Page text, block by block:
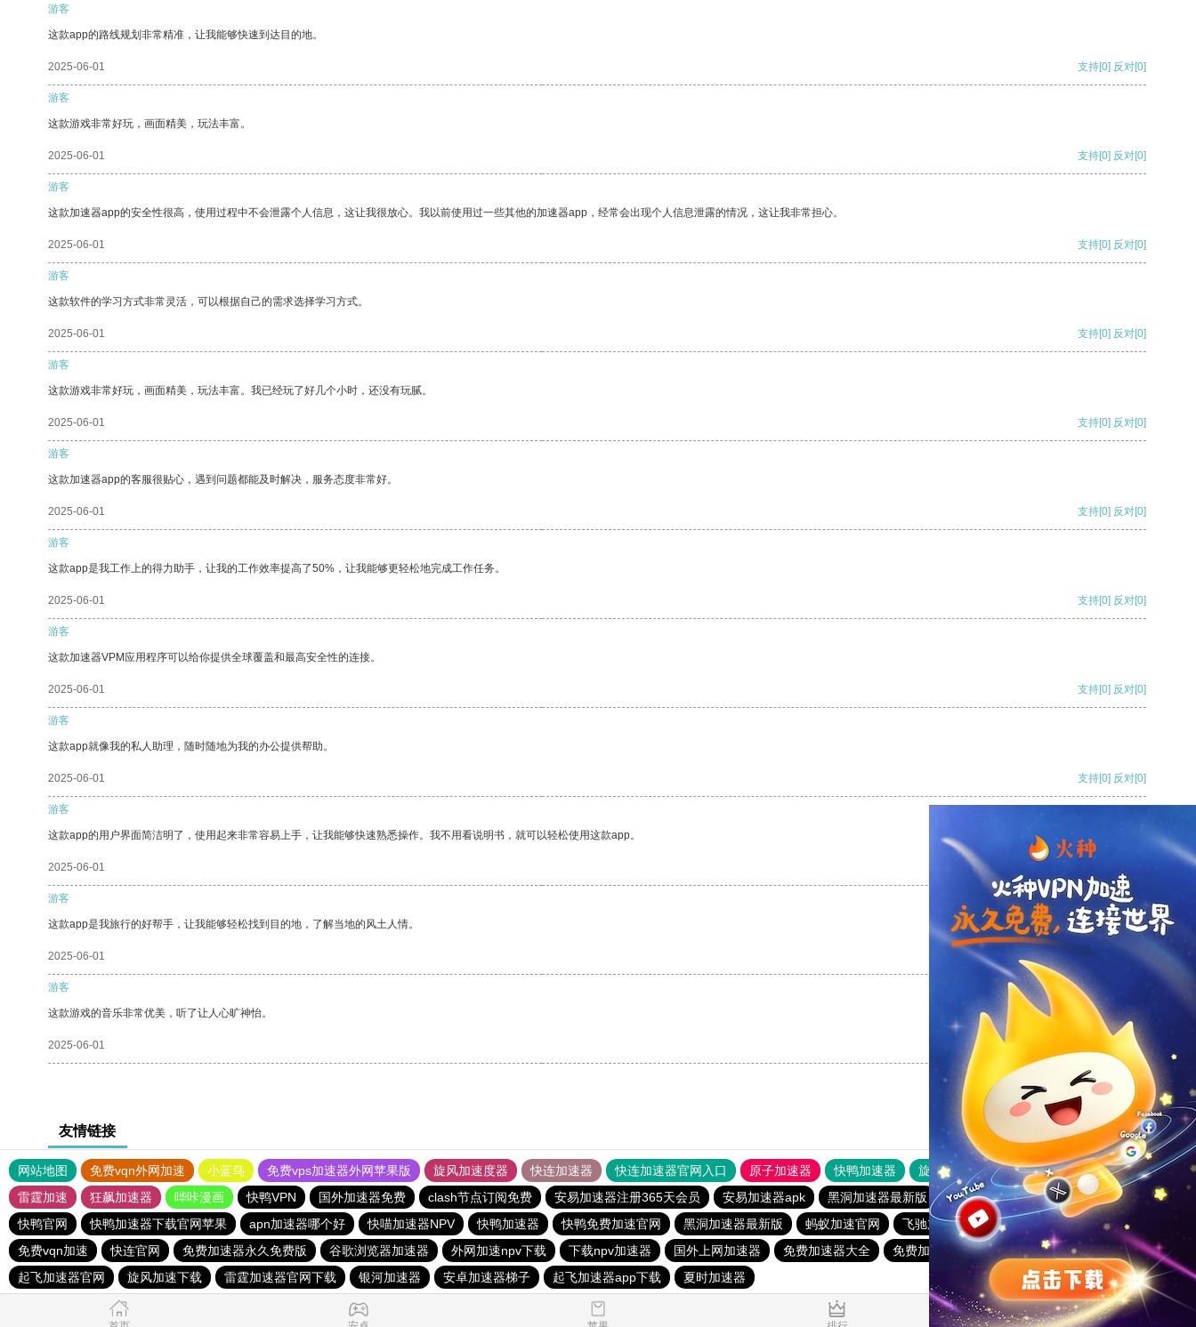
游客
这款app的路线规划非常精准，让我能够快速到达目的地。
2025-06-01 支持[0] 反对[0]
游客
这款游戏非常好玩，画面精美，玩法丰富。
2025-06-01 支持[0] 反对[0]
游客
这款加速器app的安全性很高，使用过程中不会泄露个人信息，这让我很放心。我以前使用过一些其他的加速器app，经常会出现个人信息泄露的情况，这让我非常担心。
2025-06-01 支持[0] 反对[0]
游客
这款软件的学习方式非常灵活，可以根据自己的需求选择学习方式。
2025-06-01 支持[0] 反对[0]
游客
这款游戏非常好玩，画面精美，玩法丰富。我已经玩了好几个小时，还没有玩腻。
2025-06-01 支持[0] 反对[0]
游客
这款加速器app的客服很贴心，遇到问题都能及时解决，服务态度非常好。
2025-06-01 支持[0] 反对[0]
游客
这款app是我工作上的得力助手，让我的工作效率提高了50%，让我能够更轻松地完成工作任务。
2025-06-01 支持[0] 反对[0]
游客
这款加速器VPM应用程序可以给你提供全球覆盖和最高安全性的连接。
2025-06-01 支持[0] 反对[0]
游客
这款app就像我的私人助理，随时随地为我的办公提供帮助。
2025-06-01 支持[0] 反对[0]
游客
这款app的用户界面简洁明了，使用起来非常容易上手，让我能够快速熟悉操作。我不用看说明书，就可以轻松使用这款app。
2025-06-01
游客
这款app是我旅行的好帮手，让我能够轻松找到目的地，了解当地的风土人情。
2025-06-01 反对
游客
这款游戏的音乐非常优美，听了让人心旷神怡。
2025-06-01 反对[0]
友情链接
网站地图 免费vqn外网加速 小蓝鸟 免费vps加速器外网苹果版 旋风加速度器 快连加速器 快连加速器官网入口 原子加速器 快鸭加速器 旋风加速度器 外网网址导航
软件中心
雷霆加速
狂飙加速器 哔咔漫画 快鸭VPN 国外加速器免费 clash节点订阅免费 安易加速器注册365天会员 安易加速器apk 黑洞加速器最新版 快鸭官网 起飞加速器
快柠檬
快鸭官网
快鸭加速器下载官网苹果 apn加速器哪个好 快喵加速器NPV 快鸭加速器 快鸭免费加速官网 黑洞加速器最新版 蚂蚁加速官网 飞驰加速器官网下载
雷霆加速
免费vqn加速
快连官网 免费加速器永久免费版 谷歌浏览器加速器 外网加速npv下载 下载npv加速器 国外上网加速器 免费加速器大全 免费加速器永久免费版
免费加速器永久免费版
起飞加速器官网
旋风加速下载 雷霆加速器官网下载 银河加速器 安卓加速器梯子 起飞加速器app下载 夏时加速器